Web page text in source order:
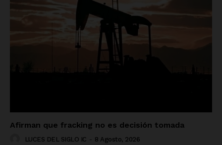
Afirman que fracking no es decisión tomada
LUCES DEL SIGLO IC - 8 Agosto, 2026